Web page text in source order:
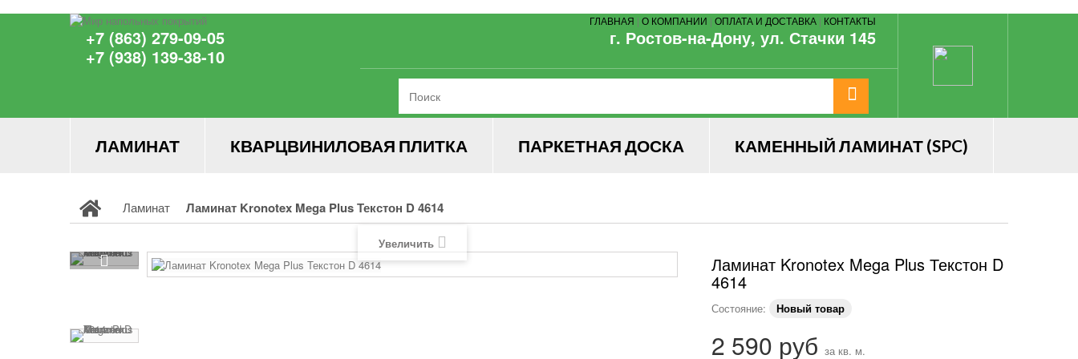
ГЛАВНАЯ | О КОМПАНИИ | ОПЛАТА И ДОСТАВКА | КОНТАКТЫ
+7 (863) 279-09-05
+7 (938) 139-38-10
г. Ростов-на-Дону, ул. Стачки 145
ЛАМИНАТ КВАРЦВИНИЛОВАЯ ПЛИТКА ПАРКЕТНАЯ ДОСКА КАМЕННЫЙ ЛАМИНАТ (SPC)
Ламинат Ламинат Kronotex Mega Plus Текстон D 4614
Увеличить
Ламинат Kronotex Mega Plus Текстон D
4614
Состояние: Новый товар
2 590 руб за кв. м.